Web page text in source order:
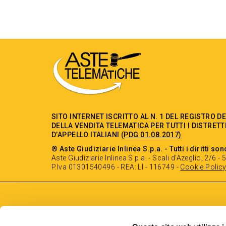
SITO INTERNET ISCRITTO AL N. 1 DEL REGISTRO
DELLA VENDITA TELEMATICA PER TUTTI I
D’APPELLO ITALIANI (PDG 01.08.2017)
® Aste Giudiziarie Inlinea S.p.a. - Tutti i diritti
Aste Giudiziarie Inlinea S.p.a. - Scali d'Azeglio, 2/6 -
P.Iva 01301540496 - REA: LI - 116749 - Cookie Policy